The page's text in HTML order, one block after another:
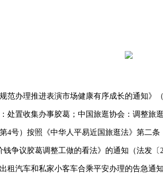
理推进表演市场健康有序成长的通知》（
置收集办事胶葛；中国旅逛协会：调整旅
）按照《中华人平易近国旅逛法》第二条
议胶葛调整工做的看法》的通知（法发〔
车和私家小客车合乘平安办理的告急通知